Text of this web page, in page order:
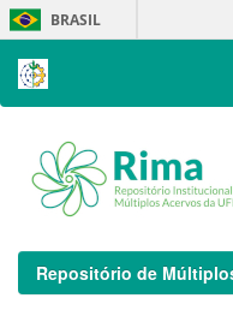
Skip
navigation
BRASIL
Repositório de